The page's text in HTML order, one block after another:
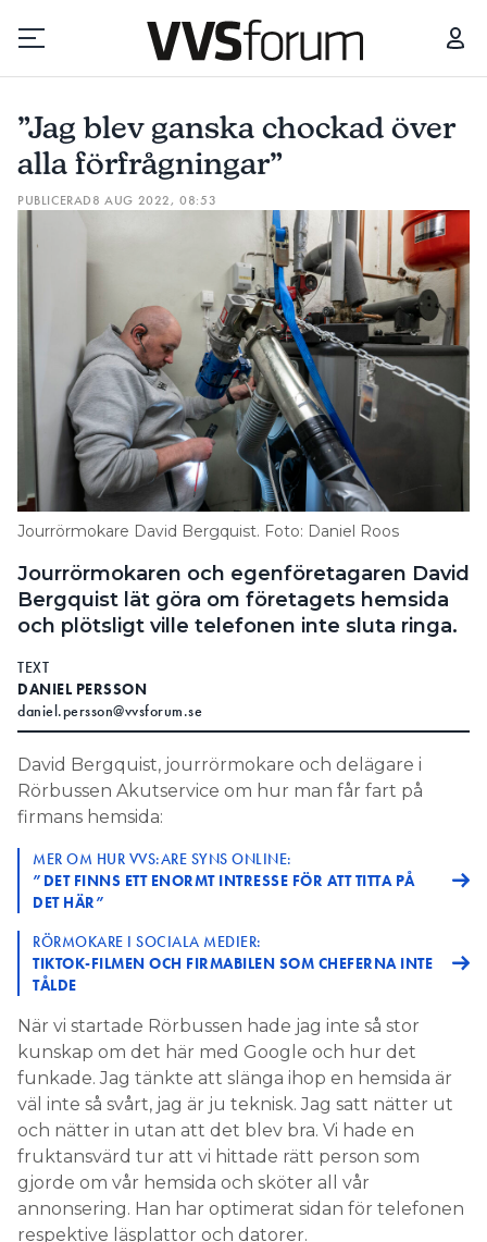
Prenumerera
Hantera prenumeration
Lediga jobb
Annonsera
Läs E-tidningen
Om tidningen
Kontakt
Information om GDPR
”Jag blev ganska chockad över
alla förfrågningar”
PUBLICERAD8 AUG 2022, 08:53
Jourrörmokare David Bergquist. Foto: Daniel Roos
Jourrörmokaren och egenföretagaren David
Bergquist lät göra om företagets hemsida
och plötsligt ville telefonen inte sluta ringa.
TEXT
DANIEL PERSSON
daniel.persson@vvsforum.se
David Bergquist, jourrörmokare och delägare i
Rörbussen Akutservice om hur man får fart på
firmans hemsida:
MER OM HUR VVS:ARE SYNS ONLINE:
”DET FINNS ETT ENORMT INTRESSE FÖR ATT TITTA PÅ
DET HÄR”
RÖRMOKARE I SOCIALA MEDIER:
TIKTOK-FILMEN OCH FIRMABILEN SOM CHEFERNA INTE
TÅLDE
När vi startade Rörbussen hade jag inte så stor
kunskap om det här med Google och hur det
funkade. Jag tänkte att slänga ihop en hemsida är
väl inte så svårt, jag är ju teknisk. Jag satt nätter ut
och nätter in utan att det blev bra. Vi hade en
fruktansvärd tur att vi hittade rätt person som
gjorde om vår hemsida och sköter all vår
annonsering. Han har optimerat sidan för telefonen
respektive läsplattor och datorer.